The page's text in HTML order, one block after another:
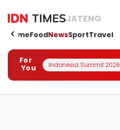
JATENG
HomeFoodNewsSportTravel
For
You
Indonesia Summit 2026